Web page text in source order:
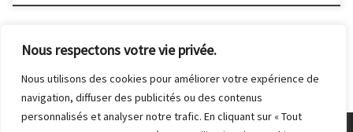
Nous respectons votre vie privée.
Nous utilisons des cookies pour améliorer votre expérience de
navigation, diffuser des publicités ou des contenus
personnalisés et analyser notre trafic. En cliquant sur « Tout